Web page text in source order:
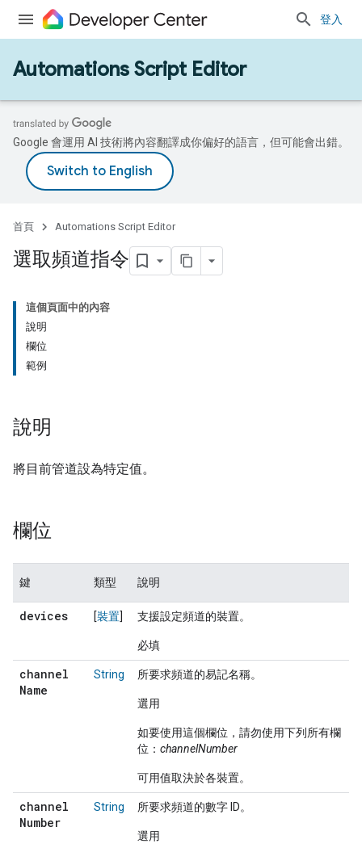
登入
Automations Script Editor
Google 會運用 AI 技術將內容翻譯成你偏好的語言，但可能會出錯。
首頁 Automations Script Editor
選取頻道指令
這個頁面中的內容
說明
欄位
範例
說明
將目前管道設為特定值。
欄位
鍵 類型 說明
devices [裝置] 支援設定頻道的裝置。
必填
channel
Name
String 所要求頻道的易記名稱。
選用
如要使用這個欄位，請勿使用下列所有欄
位： channelNumber
可用值取決於各裝置。
channel
Number
String 所要求頻道的數字 ID。
選用